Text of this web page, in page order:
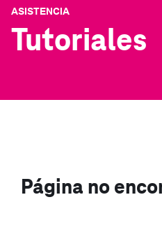
ASISTENCIA
Tutoriales